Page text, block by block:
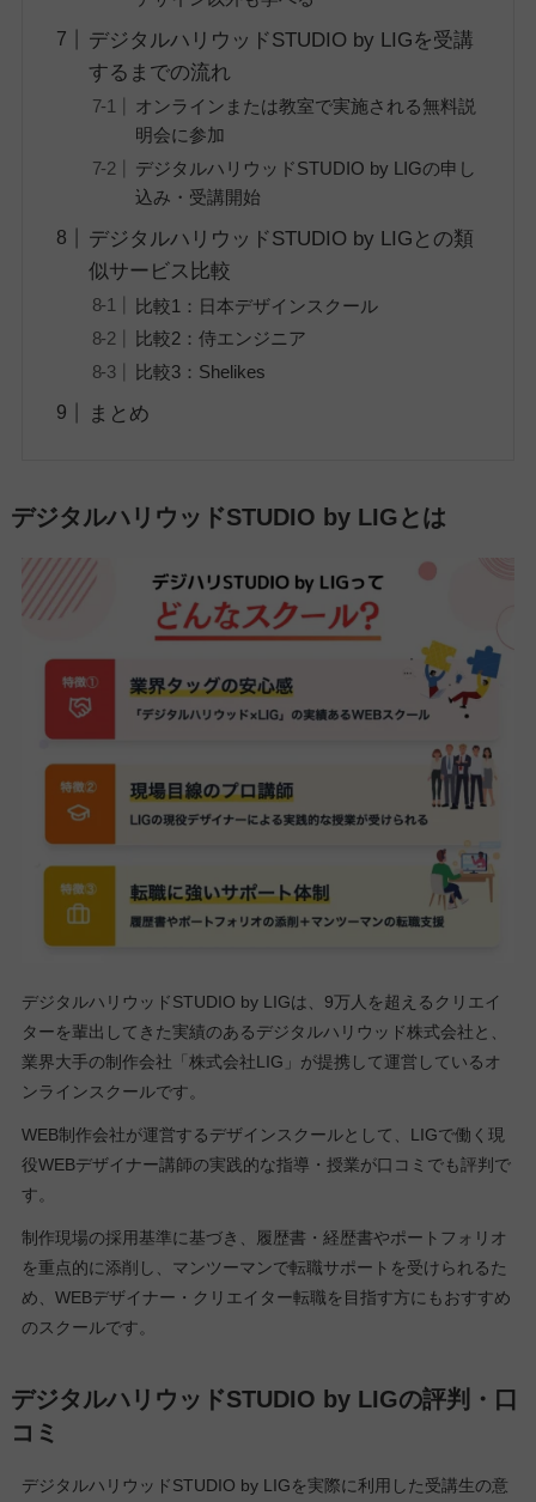
デジタルハリウッドSTUDIO by LIGを受講
するまでの流れ
オンラインまたは教室で実施される無料説
明会に参加
デジタルハリウッドSTUDIO by LIGの申し
込み・受講開始
デジタルハリウッドSTUDIO by LIGとの類
似サービス比較
比較1：日本デザインスクール
比較2：侍エンジニア
比較3：Shelikes
まとめ
デジタルハリウッドSTUDIO by LIGとは
デジタルハリウッドSTUDIO by LIGは、9万人を超えるクリエイ
ターを輩出してきた実績のあるデジタルハリウッド株式会社と、
業界大手の制作会社「株式会社LIG」が提携して運営しているオ
ンラインスクールです。
WEB制作会社が運営するデザインスクールとして、LIGで働く現
役WEBデザイナー講師の実践的な指導・授業が口コミでも評判で
す。
制作現場の採用基準に基づき、履歴書・経歴書やポートフォリオ
を重点的に添削し、マンツーマンで転職サポートを受けられるた
め、WEBデザイナー・クリエイター転職を目指す方にもおすすめ
のスクールです。
デジタルハリウッドSTUDIO by LIGの評判・口
コミ
デジタルハリウッドSTUDIO by LIGを実際に利用した受講生の意